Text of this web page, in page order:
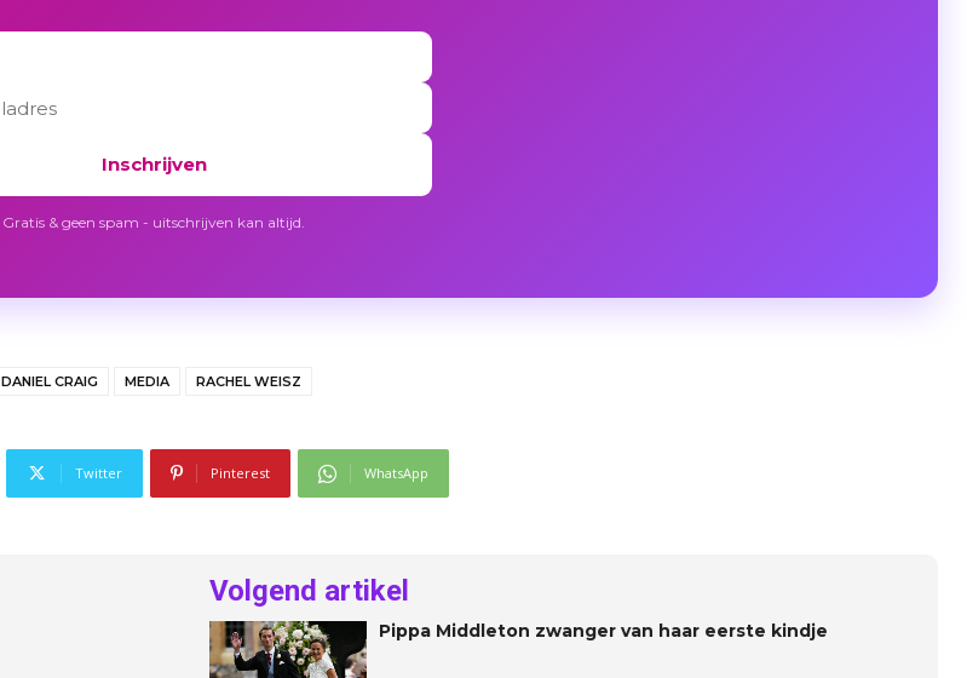
Inschrijven
Gratis & geen spam - uitschrijven kan altijd.
DANIEL CRAIG MEDIA RACHEL WEISZ
Twitter Pinterest WhatsApp
Volgend artikel
Pippa Middleton zwanger van haar eerste kindje